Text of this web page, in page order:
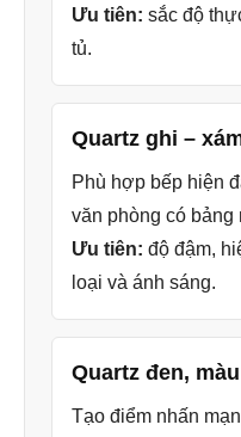
Ưu tiên: sắc độ
tủ.
Quartz ghi –
Phù hợp bếp hiện
văn phòng có bảng
Ưu tiên: độ đậm,
loại và ánh sáng.
Quartz đen,
Tạo điểm nhấn